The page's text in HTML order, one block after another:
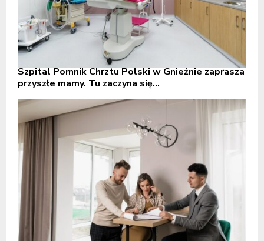
Szpital Pomnik Chrztu Polski w Gnieźnie zaprasza
przyszłe mamy. Tu zaczyna się...